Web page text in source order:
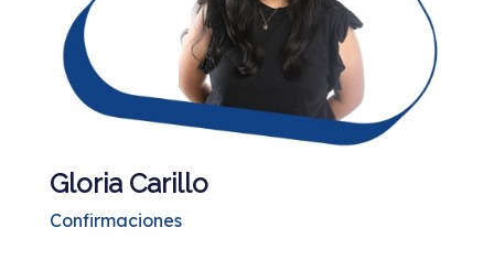
Gloria Carillo
Confirmaciones